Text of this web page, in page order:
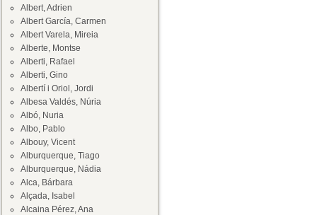
Albert, Adrien
Albert García, Carmen
Albert Varela, Mireia
Alberte, Montse
Alberti, Rafael
Alberti, Gino
Albertí i Oriol, Jordi
Albesa Valdés, Núria
Albó, Nuria
Albo, Pablo
Albouy, Vicent
Alburquerque, Tiago
Alburquerque, Nádia
Alca, Bárbara
Alçada, Isabel
Alcaina Pérez, Ana